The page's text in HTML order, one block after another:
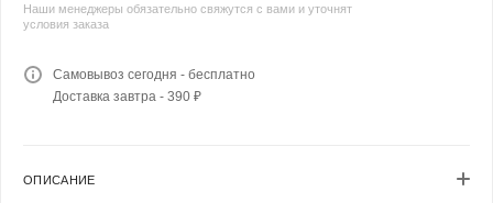
Наши менеджеры обязательно свяжутся с вами и уточнят
условия заказа
Самовывоз сегодня - бесплатно
Доставка завтра - 390 ₽
ОПИСАНИЕ